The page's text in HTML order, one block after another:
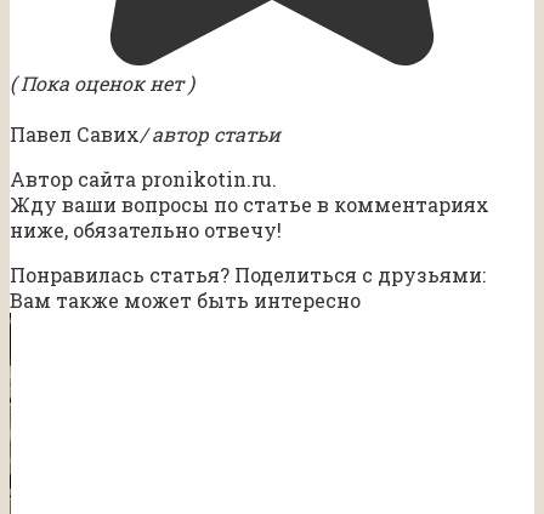
( Пока оценок нет )
Павел Савих/ автор статьи
Автор сайта pronikotin.ru.
Жду ваши вопросы по статье в комментариях
ниже, обязательно отвечу!
Понравилась статья? Поделиться с друзьями:
Вам также может быть интересно